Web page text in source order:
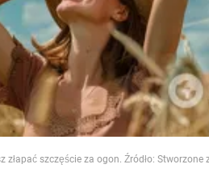
złapać szczęście za ogon. Źródło: